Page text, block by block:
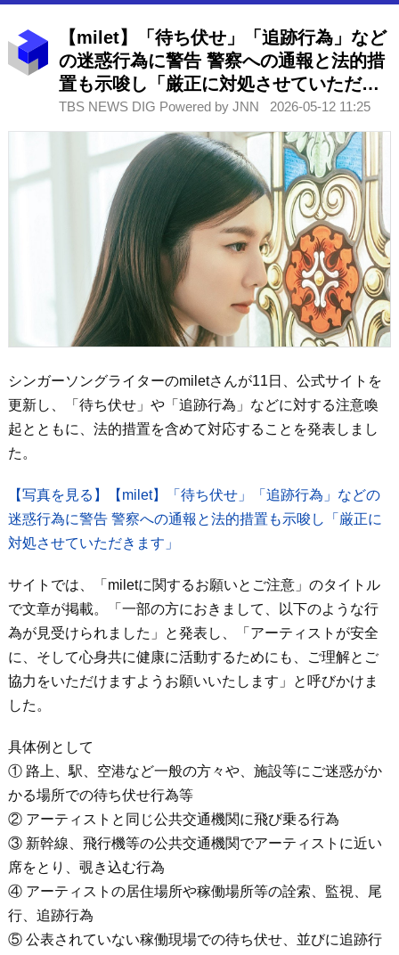
【milet】「待ち伏せ」「追跡行為」など
の迷惑行為に警告 警察への通報と法的措
置も示唆し「厳正に対処させていただき
ます」
TBS NEWS DIG Powered by JNN 2026-05-12 11:25
シンガーソングライターのmiletさんが11日、公式サイトを
更新し、「待ち伏せ」や「追跡行為」などに対する注意喚
起とともに、法的措置を含めて対応することを発表しまし
た。
【写真を見る】【milet】「待ち伏せ」「追跡行為」などの
迷惑行為に警告 警察への通報と法的措置も示唆し「厳正に
対処させていただきます」
サイトでは、「miletに関するお願いとご注意」のタイトル
で文章が掲載。「一部の方におきまして、以下のような行
為が見受けられました」と発表し、「アーティストが安全
に、そして心身共に健康に活動するためにも、ご理解とご
協力をいただけますようお願いいたします」と呼びかけま
した。
具体例として
① 路上、駅、空港など一般の方々や、施設等にご迷惑がか
かる場所での待ち伏せ行為等
② アーティストと同じ公共交通機関に飛び乗る行為
③ 新幹線、飛行機等の公共交通機関でアーティストに近い
席をとり、覗き込む行為
④ アーティストの居住場所や稼働場所等の詮索、監視、尾
行、追跡行為
⑤ 公表されていない稼働現場での待ち伏せ、並びに追跡行